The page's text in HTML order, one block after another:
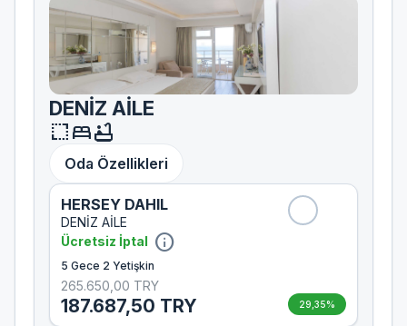
DENİZ AİLE
resizebedbathtub
Oda Özellikleri
HERSEY DAHIL
DENİZ AİLE
Ücretsiz İptal info
5 Gece 2 Yetişkin
265.650,00 TRY
187.687,50 TRY 29,35%